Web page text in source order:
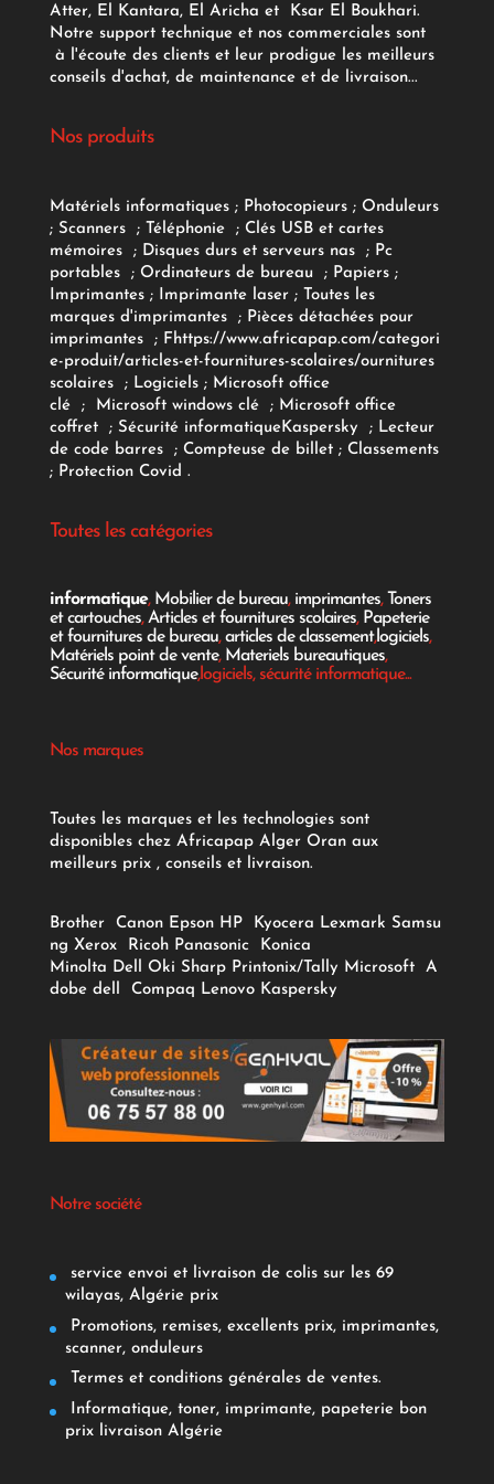
Atter, El Kantara, El Aricha et Ksar El Boukhari.
Notre support technique et nos commerciales sont
à l'écoute des clients et leur prodigue les meilleurs
conseils d'achat, de maintenance et de livraison...
Nos produits
Matériels informatiques; Photocopieurs; Onduleurs
; Scanners ; Téléphonie ; Clés USB et cartes
mémoires
; Disques durs et serveurs nas ; Pc
portables
; Ordinateurs de bureau ; Papiers;
Imprimantes;Imprimante laser; Toutes les
marques d'imprimantes
; Pièces détachées pour
imprimantes
; Fhttps://www.africapap.com/categori
e-produit/articles-et-fournitures-scolaires/ournitures
scolaires; Logiciels ; Microsoft office
clé
; Microsoft windows clé; Microsoft office
coffret ; Sécurité informatiqueKaspersky ; Lecteur
de code barres
; Compteuse de billet; Classements
; Protection Covid .
Toutes les catégories
informatique, Mobilier de bureau, imprimantes, Toners
et cartouches,Articles et fournitures scolaires, Papeterie
et fournitures de bureau,articles de classement,logiciels,
Matériels point de vente, Materiels bureautiques,
Sécurité informatique,logiciels, sécurité informatique...
Nos marques
Toutes les marques et les technologies sont
disponibles chez Africapap Alger Oran aux
meilleurs prix , conseils et livraison.
Brother Canon Epson HP Kyocera Lexmark Samsu
ng Xerox Ricoh Panasonic
Konica
Minolta Dell Oki Sharp Printonix/Tally Microsoft
A
dobe dell Compaq Lenovo Kaspersky
Notre société
service envoi et livraison de colis sur les 69
wilayas, Algérie prix
Promotions, remises, excellents prix, imprimantes,
scanner, onduleurs
Termes et conditions générales de ventes.
Informatique, toner, imprimante, papeterie bon
prix livraison Algérie